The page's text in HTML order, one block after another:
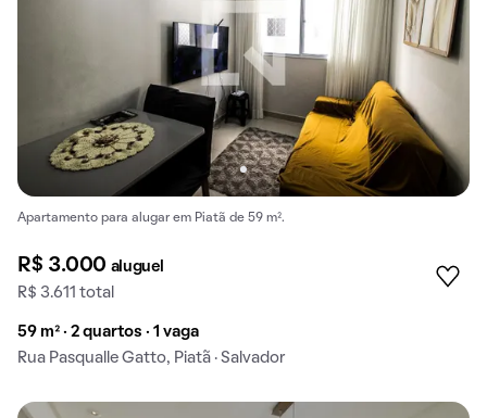
Apartamento para alugar em Piatã de 59 m².
R$ 3.000 aluguel
R$ 3.611 total
59 m² · 2 quartos · 1 vaga
Rua Pasqualle Gatto, Piatã · Salvador